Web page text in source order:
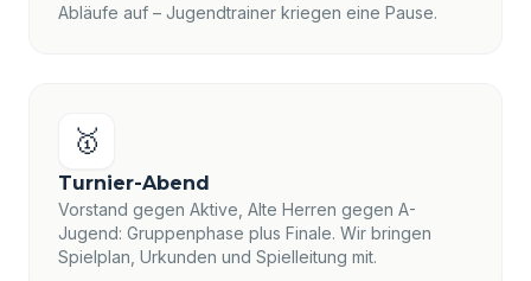
Abläufe auf – Jugendtrainer kriegen eine Pause.
🥇
Turnier-Abend
Vorstand gegen Aktive, Alte Herren gegen A-
Jugend: Gruppenphase plus Finale. Wir bringen
Spielplan, Urkunden und Spielleitung mit.